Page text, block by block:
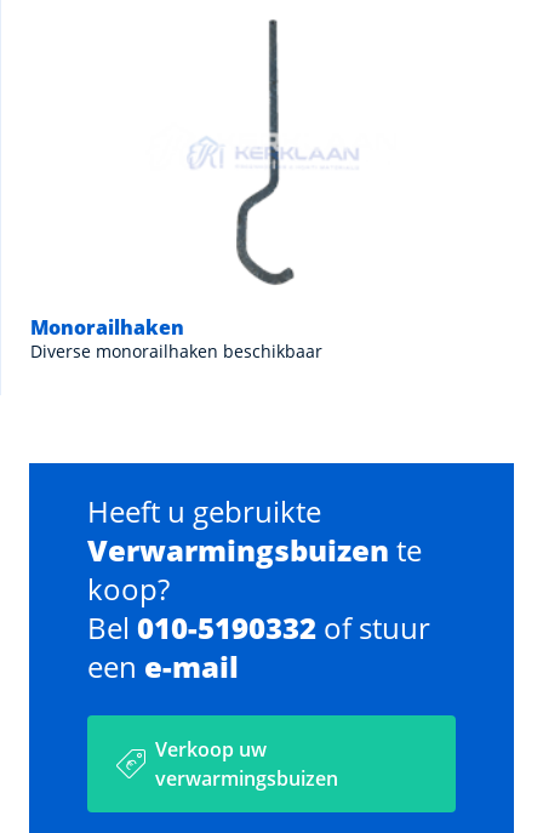
Monorailhaken
Diverse monorailhaken beschikbaar
Heeft u gebruikte
Verwarmingsbuizen te
koop?
Bel 010-5190332 of stuur
een e-mail
Verkoop uw
verwarmingsbuizen